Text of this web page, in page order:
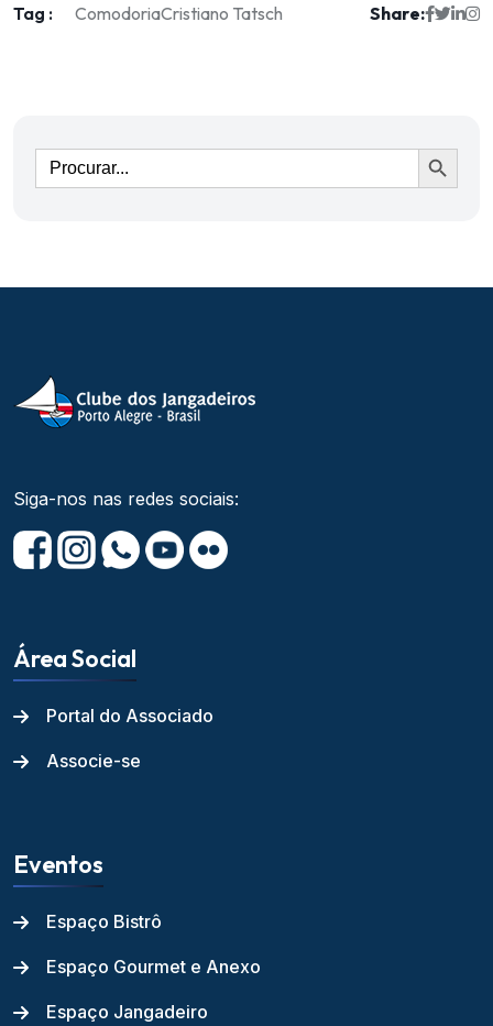
Tag : ComodoriaCristiano Tatsch Share:
Ir
Siga-nos nas redes sociais:
Área Social
Portal do Associado
Associe-se
Eventos
Espaço Bistrô
Espaço Gourmet e Anexo
Espaço Jangadeiro